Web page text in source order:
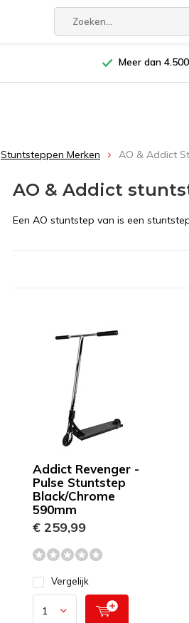
Meer dan
Stuntsteppen Merken AO & Addict
AO & Addict
Een AO stuntstep van is een
Addict Revenger -
Pulse Stuntstep
Black/Chrome
590mm
€ 259,99
Vergelijk